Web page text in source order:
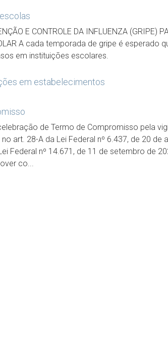
E CONTROLE DA INFLUENZA (GRIPE)
A cada temporada de gripe é esperado
em instituições escolares.
em estabelecimentos
de Termo de Compromisso pela
art. 28-A da Lei Federal nº 6.437, de 20 de
Federal nº 14.671, de 11 de setembro de
co...